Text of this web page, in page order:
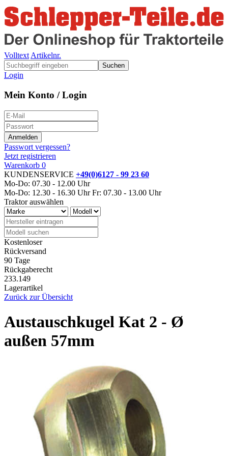
Volltext Artikelnr.
Suchen
Login
Mein Konto / Login
Passwort vergessen?
Jetzt registrieren
Warenkorb 0
KUNDENSERVICE +49(0)6127 - 99 23 60
Mo-Do: 07.30 - 12.00 Uhr
Mo-Do: 12.30 - 16.30 Uhr Fr: 07.30 - 13.00 Uhr
Traktor auswählen
Kostenloser
Rückversand
90 Tage
Rückgaberecht
233.149
Lagerartikel
Zurück zur Übersicht
Austauschkugel Kat 2 - Ø
außen 57mm